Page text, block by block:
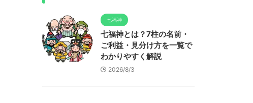
七福神
七福神とは？7柱の名前・
ご利益・見分け方を一覧で
わかりやすく解説
2026/8/3